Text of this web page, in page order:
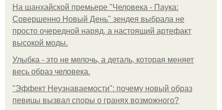
На шанхайской премьере "Человека - Паука:
Совершенно Новый День" зендея выбрала не
просто очередной наряд, а настоящий артефакт
высокой моды.
Улыбка - это не мелочь, а деталь, которая меняет
весь образ человека.
"Эффект Неузнаваемости": почему новый образ
певицы вызвал споры о гранях возможного?